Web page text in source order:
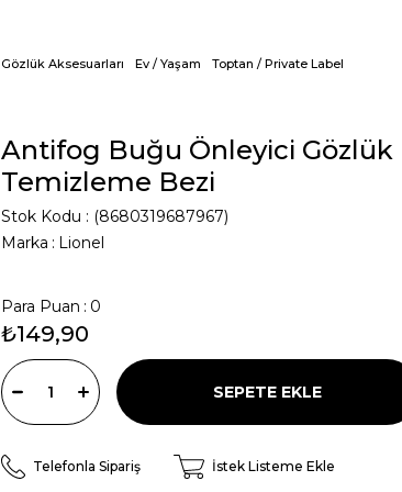
Gözlük Aksesuarları Ev / Yaşam Toptan / Private Label
Antifog Buğu Önleyici Gözlük
Temizleme Bezi
Stok Kodu
(8680319687967)
Marka : Lionel
Para Puan : 0
₺149,90
Telefonla Sipariş İstek Listeme Ekle